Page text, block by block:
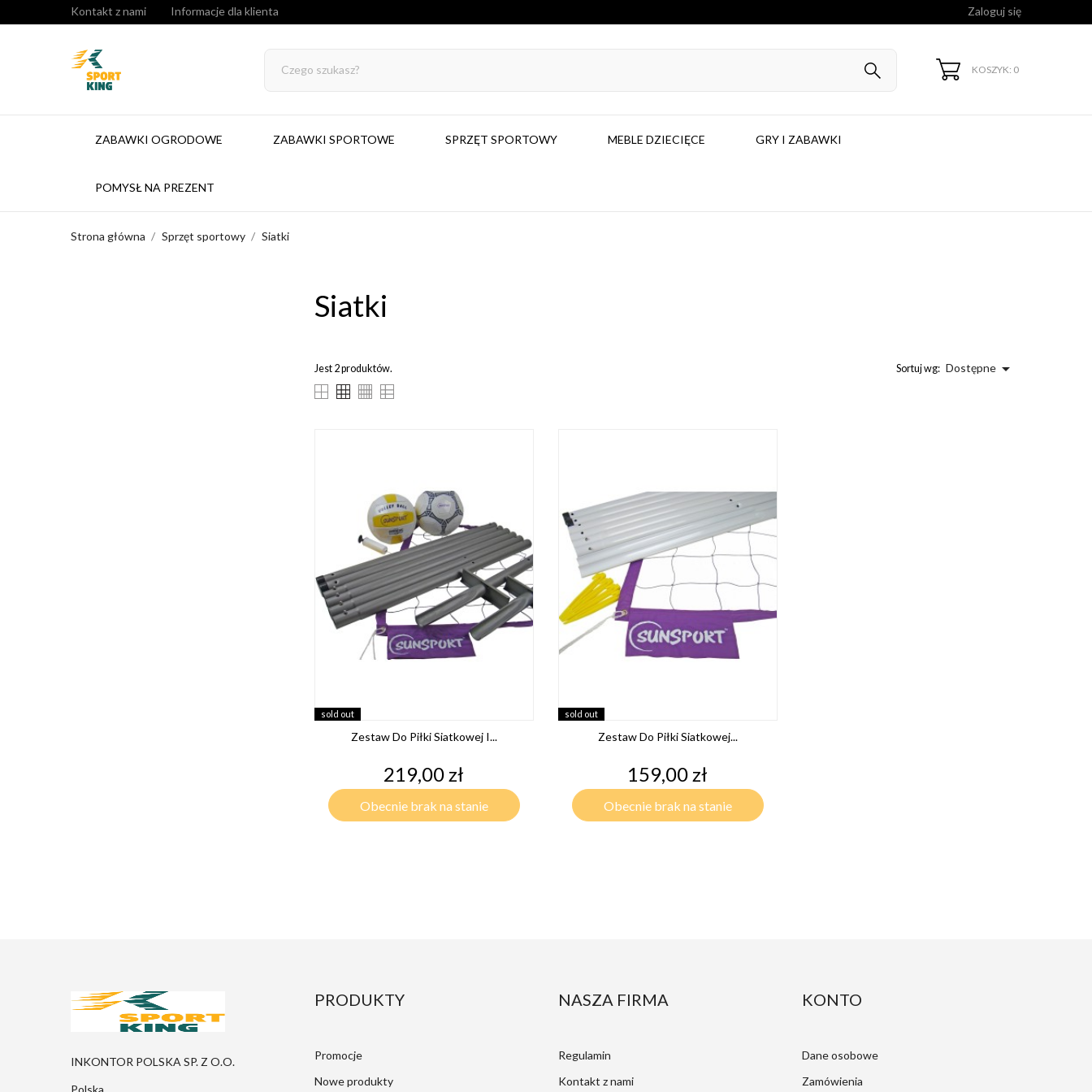
Kontakt z nami Informacje dla klienta Zaloguj się
KOSZYK: 0
ZABAWKI OGRODOWE ZABAWKI SPORTOWE SPRZĘT SPORTOWY MEBLE DZIECIĘCE GRY I ZABAWKI
POMYSŁ NA PREZENT
Strona główna Sprzęt sportowy Siatki
Siatki
Jest 2 produktów. Sortuj wg: Dostępne 
sold out
Zestaw Do Piłki Siatkowej I...
Cena
219,00 zł
Obecnie brak na stanie
sold out
Zestaw Do Piłki Siatkowej...
Cena
159,00 zł
Obecnie brak na stanie
INKONTOR POLSKA SP. Z O.O.
PRODUKTY
Promocje
Nowe produkty
NASZA FIRMA
Regulamin
Kontakt z nami
KONTO
Dane osobowe
Zamówienia